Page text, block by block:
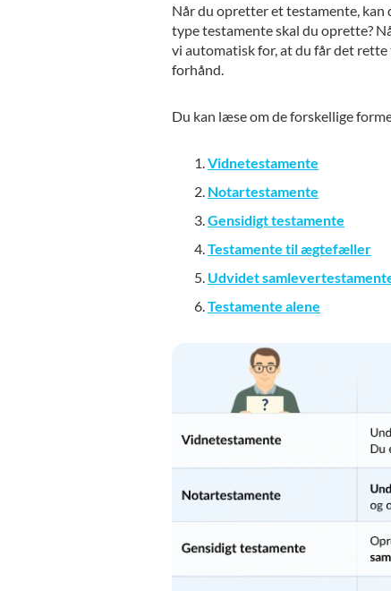
Når du opretter et testamente,
type testamente skal du oprette?
vi automatisk for, at du får det
forhånd.
Du kan læse om de forskellige
Vidnetestamente
Notartestamente
Gensidigt testamente
Testamente til ægtefæller
Udvidet
Testamente alene